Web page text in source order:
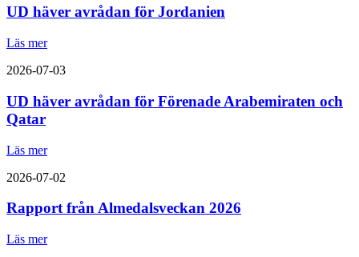
UD häver avrådan för Jordanien
Läs mer
2026-07-03
UD häver avrådan för Förenade Arabemiraten och
Qatar
Läs mer
2026-07-02
Rapport från Almedalsveckan 2026
Läs mer